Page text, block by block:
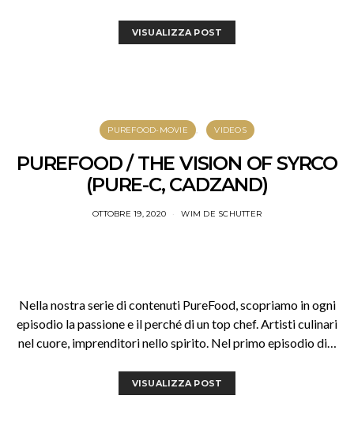
VISUALIZZA POST
PUREFOOD-MOVIE VIDEOS
PUREFOOD / THE VISION OF SYRCO
(PURE-C, CADZAND)
OTTOBRE 19, 2020 WIM DE SCHUTTER
Nella nostra serie di contenuti PureFood, scopriamo in ogni
episodio la passione e il perché di un top chef. Artisti culinari
nel cuore, imprenditori nello spirito. Nel primo episodio di…
VISUALIZZA POST